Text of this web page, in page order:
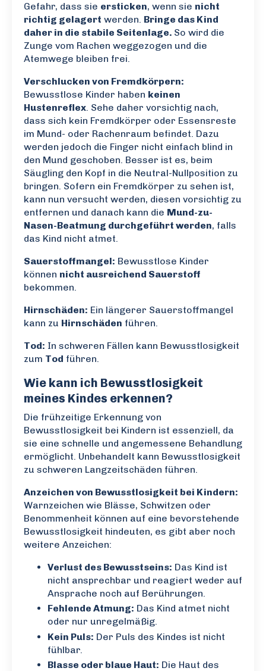
Gefahr, dass sie ersticken, wenn sie nicht
richtig gelagert werden. Bringe das Kind
daher in die stabile Seitenlage. So wird die
Zunge vom Rachen weggezogen und die
Atemwege bleiben frei.
Verschlucken von Fremdkörpern:
Bewusstlose Kinder haben keinen
Hustenreflex. Sehe daher vorsichtig nach,
dass sich kein Fremdkörper oder Essensreste
im Mund- oder Rachenraum befindet. Dazu
werden jedoch die Finger nicht einfach blind in
den Mund geschoben. Besser ist es, beim
Säugling den Kopf in die Neutral-Nullposition zu
bringen. Sofern ein Fremdkörper zu sehen ist,
kann nun versucht werden, diesen vorsichtig zu
entfernen und danach kann die Mund-zu-
Nasen-Beatmung durchgeführt werden, falls
das Kind nicht atmet.
Sauerstoffmangel: Bewusstlose Kinder
können nicht ausreichend Sauerstoff
bekommen.
Hirnschäden: Ein längerer Sauerstoffmangel
kann zu Hirnschäden führen.
Tod: In schweren Fällen kann Bewusstlosigkeit
zum Tod führen.
Wie kann ich Bewusstlosigkeit
meines Kindes erkennen?
Die frühzeitige Erkennung von
Bewusstlosigkeit bei Kindern ist essenziell, da
sie eine schnelle und angemessene Behandlung
ermöglicht. Unbehandelt kann Bewusstlosigkeit
zu schweren Langzeitschäden führen.
Anzeichen von Bewusstlosigkeit bei Kindern:
Warnzeichen wie Blässe, Schwitzen oder
Benommenheit können auf eine bevorstehende
Bewusstlosigkeit hindeuten, es gibt aber noch
weitere Anzeichen:
Verlust des Bewusstseins: Das Kind ist
nicht ansprechbar und reagiert weder auf
Ansprache noch auf Berührungen.
Fehlende Atmung: Das Kind atmet nicht
oder nur unregelmäßig.
Kein Puls: Der Puls des Kindes ist nicht
fühlbar.
Blasse oder blaue Haut: Die Haut des